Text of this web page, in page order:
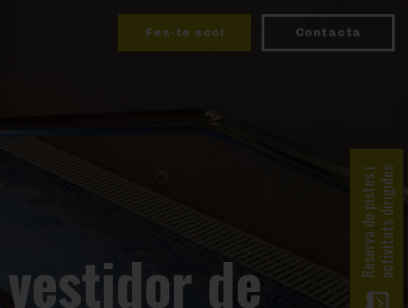
Reserva de pistes iactivitats dirigides
Fes-te soci Contacta
de